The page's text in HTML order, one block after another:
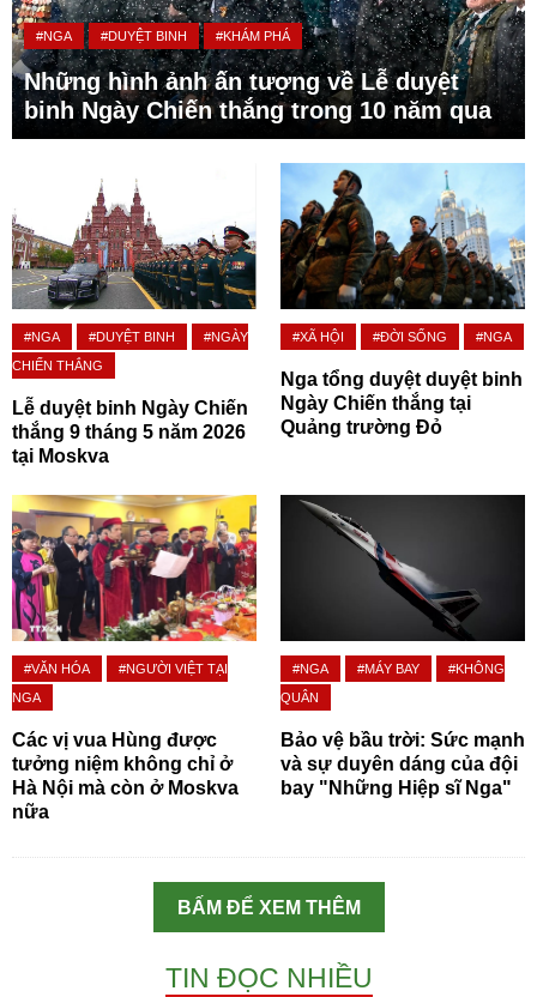
#NGA #DUYỆT BINH #KHÁM PHÁ
Những hình ảnh ấn tượng về Lễ duyệt
binh Ngày Chiến thắng trong 10 năm qua
#NGA #DUYỆT BINH
#NGÀY
CHIẾN THẮNG
Lễ duyệt binh Ngày Chiến
thắng 9 tháng 5 năm 2026
tại Moskva
#XÃ HỘI #ĐỜI SỐNG #NGA
Nga tổng duyệt duyệt binh
Ngày Chiến thắng tại
Quảng trường Đỏ
#VĂN HÓA
#NGƯỜI VIỆT TẠI
NGA
Các vị vua Hùng được
tưởng niệm không chỉ ở
Hà Nội mà còn ở Moskva
nữa
#NGA #MÁY BAY
#KHÔNG
QUÂN
Bảo vệ bầu trời: Sức mạnh
và sự duyên dáng của đội
bay "Những Hiệp sĩ Nga"
BẤM ĐỂ XEM THÊM
TIN ĐỌC NHIỀU